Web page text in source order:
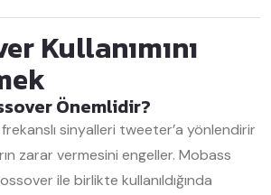
Kullanımını
Önemlidir?
sinyalleri tweeter’a yönlendirir
zarar vermesini engeller. Mobass
ile birlikte kullanıldığında